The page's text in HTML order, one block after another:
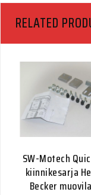
RELATED
SW-Motech
kiinnikesarja
Becker